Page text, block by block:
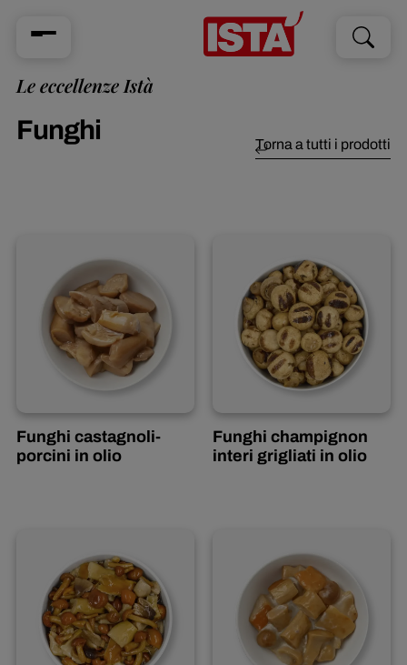
CercaCerca
Le eccellenze Istà
Funghi Torna a tutti i prodotti
Funghi castagnoli-
porcini in olio
Funghi champignon
interi grigliati in olio